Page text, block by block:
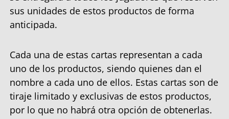
sus unidades de estos productos de forma
anticipada.
Cada una de estas cartas representan a cada
uno de los productos, siendo quienes dan el
nombre a cada uno de ellos. Estas cartas son de
tiraje limitado y exclusivas de estos productos,
por lo que no habrá otra opción de obtenerlas.